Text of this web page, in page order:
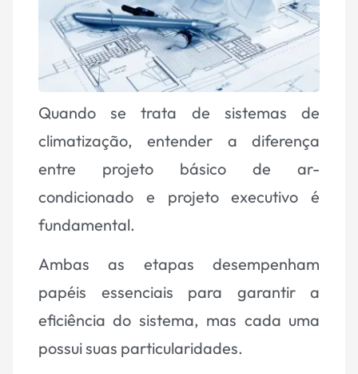
Quando se trata de sistemas de
climatização, entender a diferença
entre projeto básico de ar-
condicionado e projeto executivo é
fundamental.
Ambas as etapas desempenham
papéis essenciais para garantir a
eficiência do sistema, mas cada uma
possui suas particularidades.